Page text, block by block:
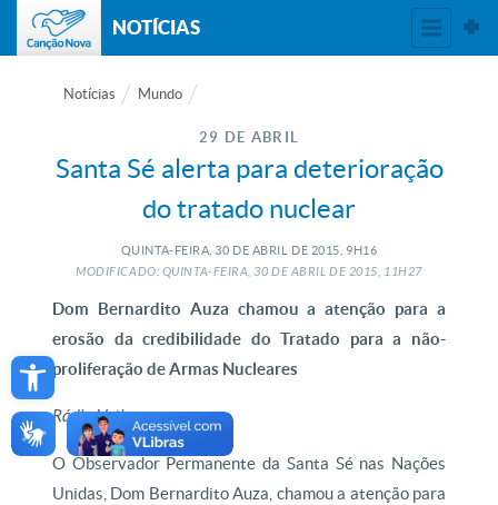
Open toolbar
NOTÍCIAS
Notícias Mundo
29 DE ABRIL
Santa Sé alerta para deterioração
do tratado nuclear
QUINTA-FEIRA, 30 DE ABRIL DE 2015, 9H16
MODIFICADO: QUINTA-FEIRA, 30 DE ABRIL DE 2015, 11H27
Dom Bernardito Auza chamou a atenção para a
erosão da credibilidade do Tratado para a não-
proliferação de Armas Nucleares
Rádio Vaticano
O Observador Permanente da Santa Sé nas Nações
Unidas, Dom Bernardito Auza, chamou a atenção para